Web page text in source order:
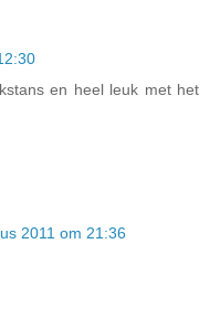
en heel leuk met het
2011 om 21:36